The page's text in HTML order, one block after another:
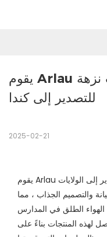
يقوم Arlau بتصميم وينتج طاولات نزهة
للتصدير إلى كندا
2025-02-21
يقوم Arlau بتصميم وتصنيع طاولات النزهة للتصدير إلى الولايات
والتصميم الجذاب ، مما
الطلق في المدارس
لهذه المنتجات بناءً على